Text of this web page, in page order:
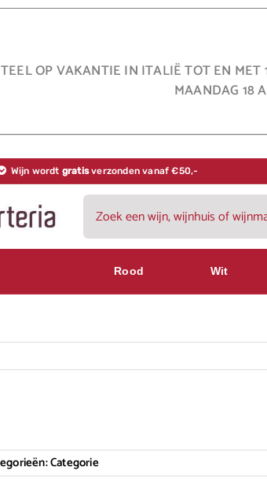
OP VAKANTIE IN ITALIË TOT EN MET
MAANDAG 18
Wijn wordt gratisverzonden vanaf €50,-
Zoeken
naar:
Rood Wit
Categorie